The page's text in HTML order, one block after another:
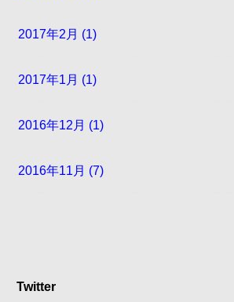
2017年2月 (1)
2017年1月 (1)
2016年12月 (1)
2016年11月 (7)
Twitter